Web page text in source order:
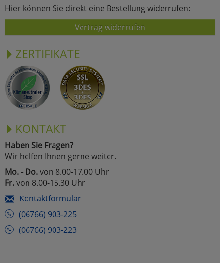
Hier können Sie direkt eine Bestellung widerrufen:
Vertrag widerrufen
ZERTIFIKATE
KONTAKT
Haben Sie Fragen?
Wir helfen Ihnen gerne weiter.
Mo. - Do.von 8.00-17.00 Uhr
Fr.von 8.00-15.30 Uhr
Kontaktformular
(06766) 903-225
(06766) 903-223